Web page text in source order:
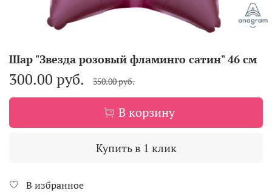
Шар "Звезда розовый фламинго сатин" 46 см
300.00 руб. 350.00 руб.
В корзину
Купить в 1 клик
В избранное